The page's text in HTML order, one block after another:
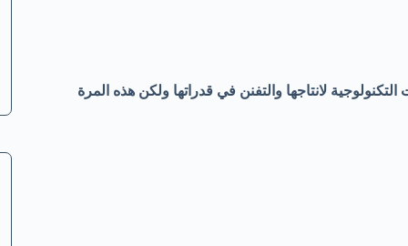
لانتاجها والتفنن في قدراتها ولكن هذه المرة